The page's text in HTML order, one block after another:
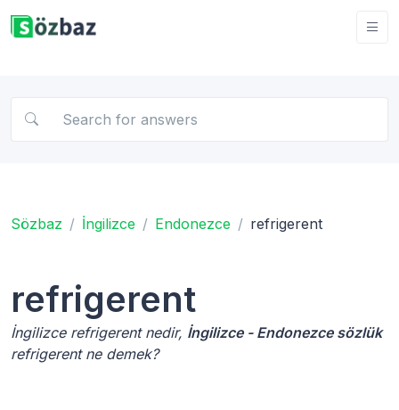
Sözbaz İngilizce Endonezce refrigerent
refrigerent
İngilizce refrigerent nedir, İngilizce - Endonezce sözlük
refrigerent ne demek?